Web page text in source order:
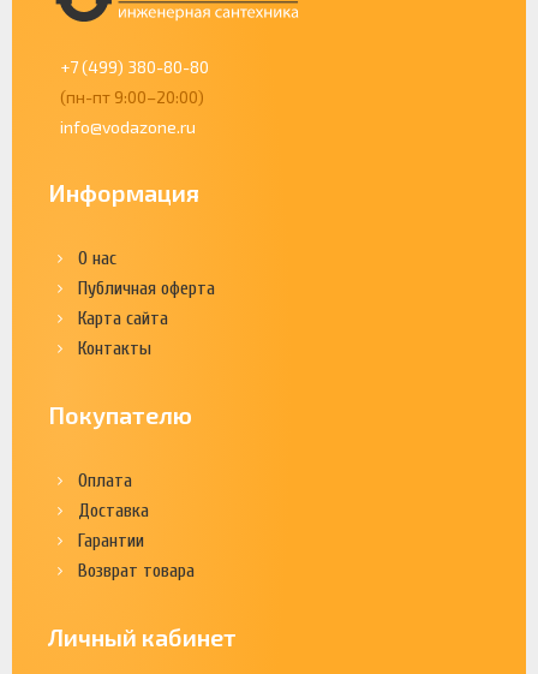
+7 (499) 380-80-80
(пн-пт 9:00–20:00)
info@vodazone.ru
Информация
О нас
Публичная оферта
Карта сайта
Контакты
Покупателю
Оплата
Доставка
Гарантии
Возврат товара
Личный кабинет